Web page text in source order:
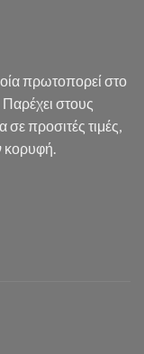
πρωτοπορεί στο
στους
προσιτές τιμές,
κορυφή.